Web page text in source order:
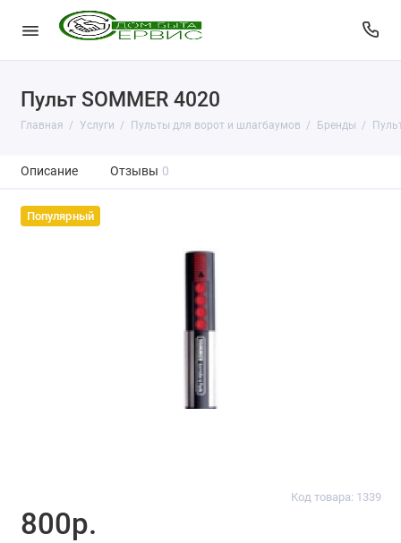
Пульт SOMMER 4020
Главная Услуги Пульты для ворот и шлагбаумов Бренды
Описание Отзывы 0
Популярный
Код товара: 1339
800р.